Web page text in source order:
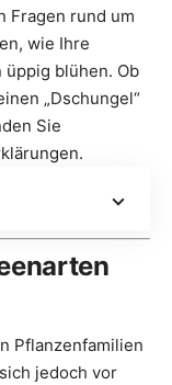
Fragen rund um
wie Ihre
blühen. Ob
„Dschungel“
Sie
Pflanzenfamilien
jedoch vor